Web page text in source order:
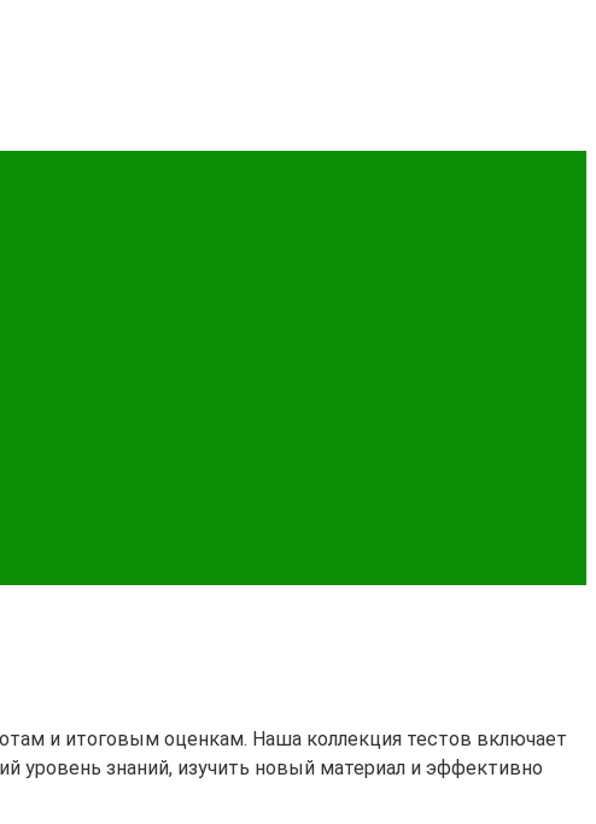
и итоговым оценкам. Наша коллекция тестов включает
уровень знаний, изучить новый материал и эффективно